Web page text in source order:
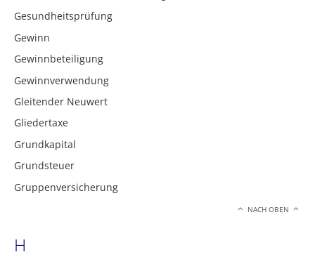
Gesundheitsprüfung
Gewinn
Gewinnbeteiligung
Gewinnverwendung
Gleitender Neuwert
Gliedertaxe
Grundkapital
Grundsteuer
Gruppenversicherung
NACH OBEN
H